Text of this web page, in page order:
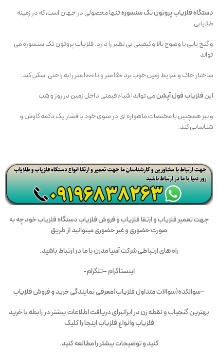
دستگاه فلزیاب پروتون تک سنسورهتنها محصولی در جهان است، که در زمینه
طلایابی
و گنج یابی با وضوح بالا و کیفیتی بی نظیر را دارد. فلزیاب پروتون تک سنسوره می
تواند
ساختار خاک و شرایط زمین خوب برد ۱۵۰ متر و تا ۱۰۰۰ متر را به راحتی اسکن کند.
اینفلزیاب فول آپشنمی تواند اشیاء قیمتی داخل زمین در روز و شب
و نیز همچنین با مختصات ماهواره ای در منوی خود با فشار یک دکمه کاوش و
شناسایی کند.
جهت تعمیر فلزیاب و ارتقا فلزیاب و فروش فلزیاب دستگاه فلزیابخود چه به
صورت حضوری و غیر حضوری میتوانید از طریق
راه های ارتباطی شرکت آسیا مدرن با ما در ارتباط باشید.
اینستاگرام –تلگرام-
–سوالکده(سوالات متداول فلزیاب)معرفی نمایندگی خرید و فروش فلزیاب
بهترین گنجیاب و نقطه زن در ایرانبرای دریافت اطلاعات بیشتر در رابطه با خرید
فلزیاب وانواع فلزیاب اینجا را کلیک
کنید و توضیحات بیشتر را مطالعه کنید.